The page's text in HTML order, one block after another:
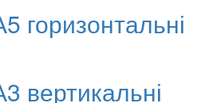
горизонтальні
вертикальні